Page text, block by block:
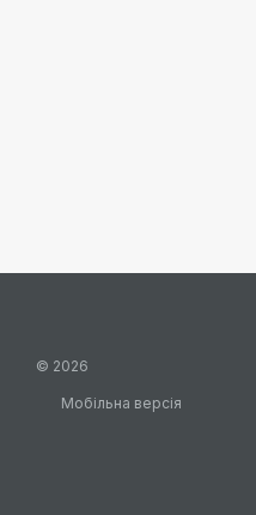
© 2026
Мобільна версія